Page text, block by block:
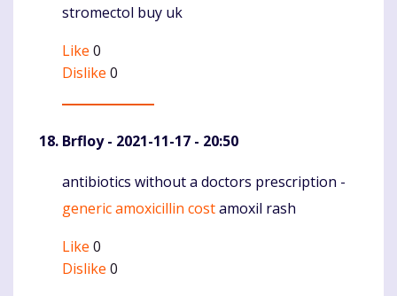
stromectol buy uk
Like 0
Dislike 0
Brfloy- 2021-11-17 - 20:50
Komentaras
antibiotics without a doctors prescription -
generic amoxicillin costamoxil rash
Like 0
Dislike 0